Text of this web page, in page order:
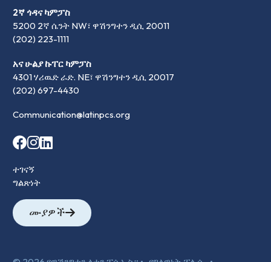
2ኛ ጎዳና ካምፓስ
5200 2ኛ ሴንት NW፣ ዋሽንግተን ዲሲ 20011
(202) 223-1111
አና ሁልያ ኩፐር ካምፓስ
4301 ሃሪዉድ ራድ. NE፣ ዋሽንግተን ዲሲ 20017
(202) 697-4430
Communication@latinpcs.org
ተገናኝ
ግልጽነት
ሙያዎች